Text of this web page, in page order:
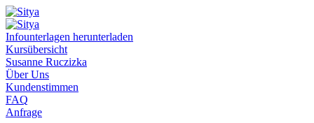
Infounterlagen herunterladen
Kursübersicht
Susanne Ruczizka
Über Uns
Kundenstimmen
FAQ
Anfrage